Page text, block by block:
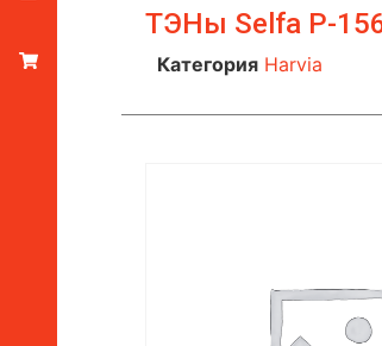
ТЭНы Selfa P-
Категория Harvia